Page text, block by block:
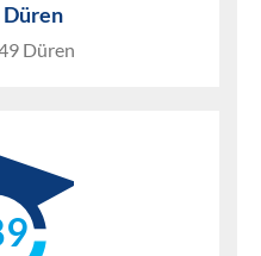
Düren
Düren